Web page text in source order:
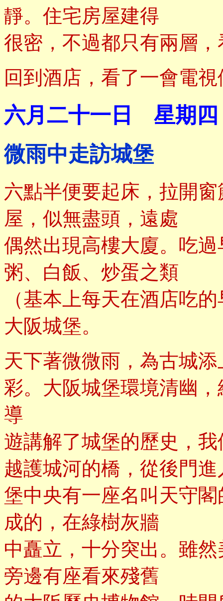
靜。住宅房屋建得
很密，不過都只有兩層
回到酒店，看了一會電
六月二十一日 星期四
微雨中走訪城堡
六點半便要起床，拉開
屋，似無盡頭，遠處
偶然出現高樓大廈。吃
粥、白飯、炒蛋之類
（基本上每天在酒店吃
大阪城堡。
天下著微微雨，為古城
彩。大阪城堡環境清幽
導
遊講解了城堡的歷史，
越護城河的橋，從後門
堡中央有一座名叫天守
成的，在綠樹灰牆
中矗立，十分突出。雖
旁邊有座看來殘舊